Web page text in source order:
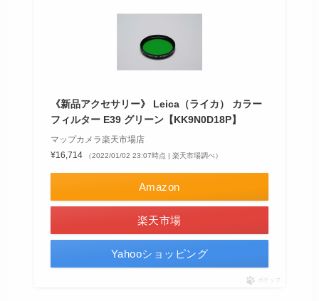
《新品アクセサリー》 Leica（ライカ） カラー
フィルター E39 グリーン【KK9N0D18P】
マップカメラ楽天市場店
¥16,714
（2022/01/02 23:07時点 | 楽天市場調べ）
Amazon
楽天市場
Yahooショッピング
ポチップ